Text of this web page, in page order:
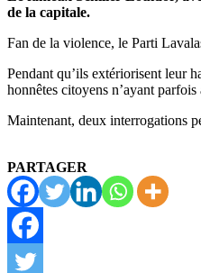
de la capitale.
Fan de la violence, le Parti
Pendant qu’ils extériorisent leur
honnêtes citoyens n’ayant
Maintenant, deux interrogations
PARTAGER